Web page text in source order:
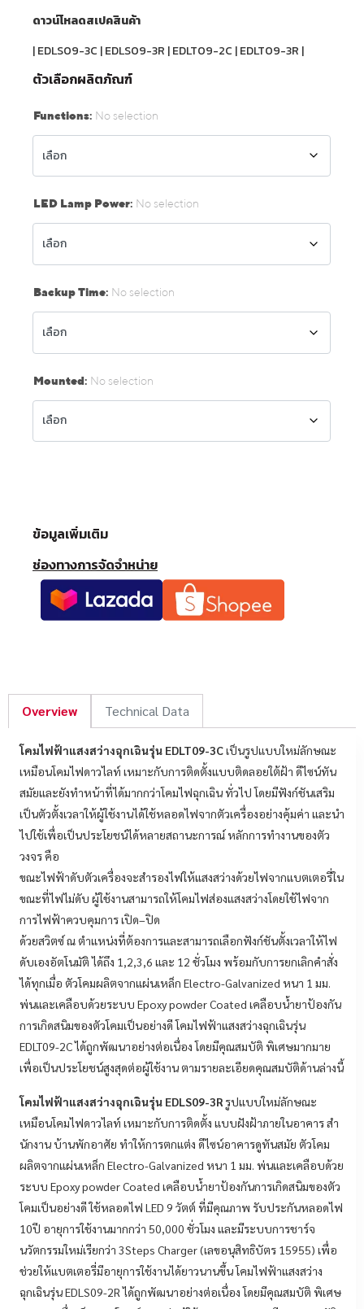
ดาวน์โหลดสเปคสินค้า
|EDLS09-3C |EDLS09-3R |EDLT09-2C |EDLT09-3R |
ตัวเลือกผลิตภัณฑ์
Functions: No selection
LED Lamp Power: No selection
Backup Time: No selection
Mounted: No selection
ข้อมูลเพิ่มเติม
ช่องทางการจัดจำหน่าย
Overview Technical Data
โคมไฟฟ้าแสงสว่างฉุกเฉินรุ่น EDLT09-3Cเป็นรูปแบบใหม่ลักษณะ
เหมือนโคมไฟดาวไลท์ เหมาะกับการติดตั้งแบบติดลอยใต้ฝ้า ดีไซน์ทัน
สมัยและยังทําหน้าที่ได้มากกว่าโคมไฟฉุกเฉิน ทั่วไป โดยมีฟังก์ชันเสริม
เป็นตัวตั้งเวลาให้ผู้ใช้งานได้ใช้หลอดไฟจากตัวเครื่องอย่างคุ้มค่า และนํา
ไปใช้เพื่อเป็นประโยชน์ได้หลายสถานะการณ์ หลักการทํางานของตัว
วงจร คือ
ขณะไฟฟ้าดับตัวเครื่องจะสํารองไฟให้แสงสว่างด้วยไฟจากแบตเตอรี่ใน
ขณะที่ไฟไม่ดับ ผู้ใช้งานสามารถให้โคมไฟส่องแสงสว่างโดยใช้ไฟจาก
การไฟฟ้าควบคุมการ เปิด–ปิด
ด้วยสวิตซ์ ณ ตําแหน่งที่ต้องการและสามารถเลือกฟังก์ชันตั้งเวลาให้ไฟ
ดับเองอัตโนมัติ ได้ถึง 1,2,3,6 และ 12 ชั่วโมง พร้อมกับการยกเลิกคําสั่ง
ได้ทุกเมื่อ ตัวโคมผลิตจากแผ่นเหล็ก Electro-Galvanized หนา 1 มม.
พ่นและเคลือบด้วยระบบ Epoxy powder Coated เคลือบนํ้ายาป้องกัน
การเกิดสนิมของตัวโคมเป็นอย่างดี โคมไฟฟ้าแสงสว่างฉุกเฉินรุ่น
EDLT09-2C ได้ถูกพัฒนาอย่างต่อเนื่อง โดยมีคุณสมบัติ พิเศษมากมาย
เพื่อเป็นประโยชน์สูงสุดต่อผู้ใช้งาน ตามรายละเอียดคุณสมบัติด้านล่างนี้
โคมไฟฟ้าแสงสว่างฉุกเฉินรุ่น EDLS09-3R รูปแบบใหม่ลักษณะ
เหมือนโคมไฟดาวไลท์ เหมาะกับการติดตั้ง แบบฝังฝ้าภายในอาคาร สํา
นักงาน บ้านพักอาศัย ทําให้การตกแต่ง ดีไซน์อาคารดูทันสมัย ตัวโคม
ผลิตจากแผ่นเหล็ก Electro-Galvanized หนา 1 มม. พ่นและเคลือบด้วย
ระบบ Epoxy powder Coated เคลือบนํ้ายาป้องกันการเกิดสนิมของตัว
โคมเป็นอย่างดี ใช้หลอดไฟ LED 9 วัตต์ ที่มีคุณภาพ รับประกันหลอดไฟ
10ปี อายุการใช้งานมากกว่า 50,000 ชั่วโมง และมีระบบการชาร์จ
นวัตกรรมใหม่เรียกว่า 3Steps Charger (เลขอนุสิทธิบัตร 15955) เพื่อ
ช่วยให้แบตเตอรี่มีอายุการใช้งานได้ยาวนานขึ้น โคมไฟฟ้าแสงสว่าง
ฉุกเฉินรุ่น EDLS09-2R ได้ถูกพัฒนาอย่างต่อเนื่อง โดยมีคุณสมบัติ พิเศษ